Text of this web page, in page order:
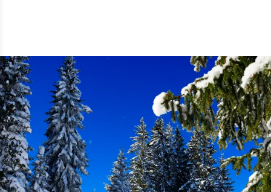
Wandergruppe plant Touren in
Rekordlängen.